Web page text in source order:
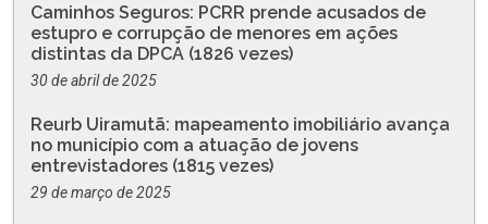
Caminhos Seguros: PCRR prende acusados de
estupro e corrupção de menores em ações
distintas da DPCA (1826 vezes)
30 de abril de 2025
Reurb Uiramutã: mapeamento imobiliário avança
no município com a atuação de jovens
entrevistadores (1815 vezes)
29 de março de 2025